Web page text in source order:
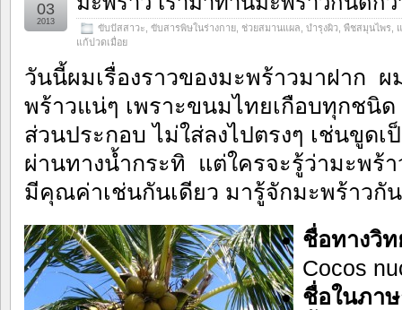
ขับปัสสาวะ ขับสารพิษในร่างกาย ช่วยสมานแผล บำรุงผิว พืชสมุนไพร
แก้ปวดเมื่อย
03
2013
วันนี้ผมเรื่องราวของมะพร้าวมาฝาก
พร้าวแน่ๆ เพราะขนมไทยเกือบทุกชนิ
ส่วนประกอบ ไม่ใส่ลงไปตรงๆ เช่นขูดเ
ผ่านทางน้ำกระทิ แต่ใครจะรู้ว่ามะพร้
มีคุณค่าเช่นกันเดียว มารู้จักมะพร้าวกั
ชื่อทางวิ
Cocos
ชื่อในภา